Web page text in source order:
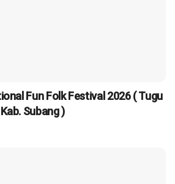
Fun Folk Festival 2026 ( Tugu
Subang )